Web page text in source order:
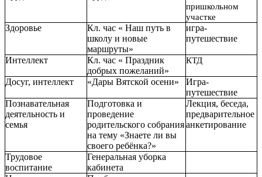
пришкольном
участке
Здоровье
Кл. час « Наш путь в
школу и новые
маршруты»
игра-
путешествие
Интеллект
Кл. час « Праздник
добрых пожеланий»
КТД
Досуг, интеллект «Дары Вятской осени»
Игра-
путешествие
Познавательная
деятельность и
семья
Подготовка и
проведение
родительского собрания
на тему «Знаете ли вы
своего ребёнка?»
Лекция, беседа,
предварительное
анкетирование
Трудовое
воспитание
Генеральная уборка
кабинета